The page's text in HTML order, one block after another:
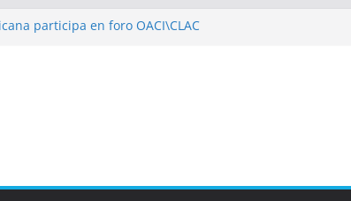
participa en foro OACI\CLAC
en normas de calidad ISO
multidisciplinario operativo médico